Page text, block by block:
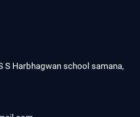
S Harbhagwan school samana,